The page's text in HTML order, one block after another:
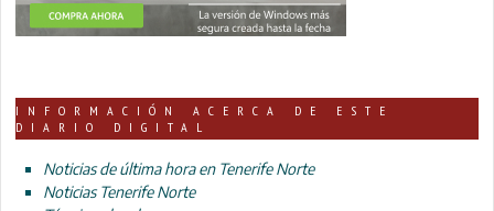
INFORMACIÓN ACERCA DE ESTE
DIARIO DIGITAL
Noticias de última hora en Tenerife Norte
Noticias Tenerife Norte